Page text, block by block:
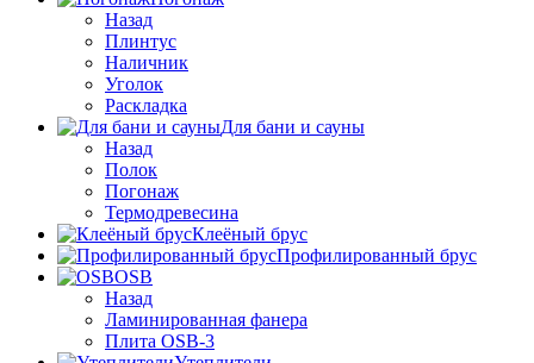
Назад
Плинтус
Наличник
Уголок
Раскладка
Для бани и сауны
Назад
Полок
Погонаж
Термодревесина
Клеёный брус
Профилированный брус
OSB
Назад
Ламинированная фанера
Плита OSB-3